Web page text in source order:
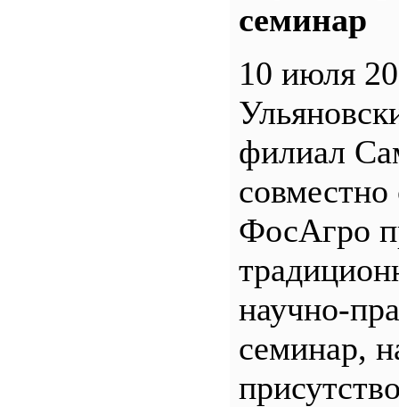
семинар
10 июля
филиал
ФосАгро
научно-
семинар,